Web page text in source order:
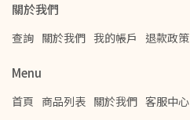
關於我們
查詢 關於我們 我的帳戶 退款政策
Menu
首頁 商品列表 關於我們 客服中心